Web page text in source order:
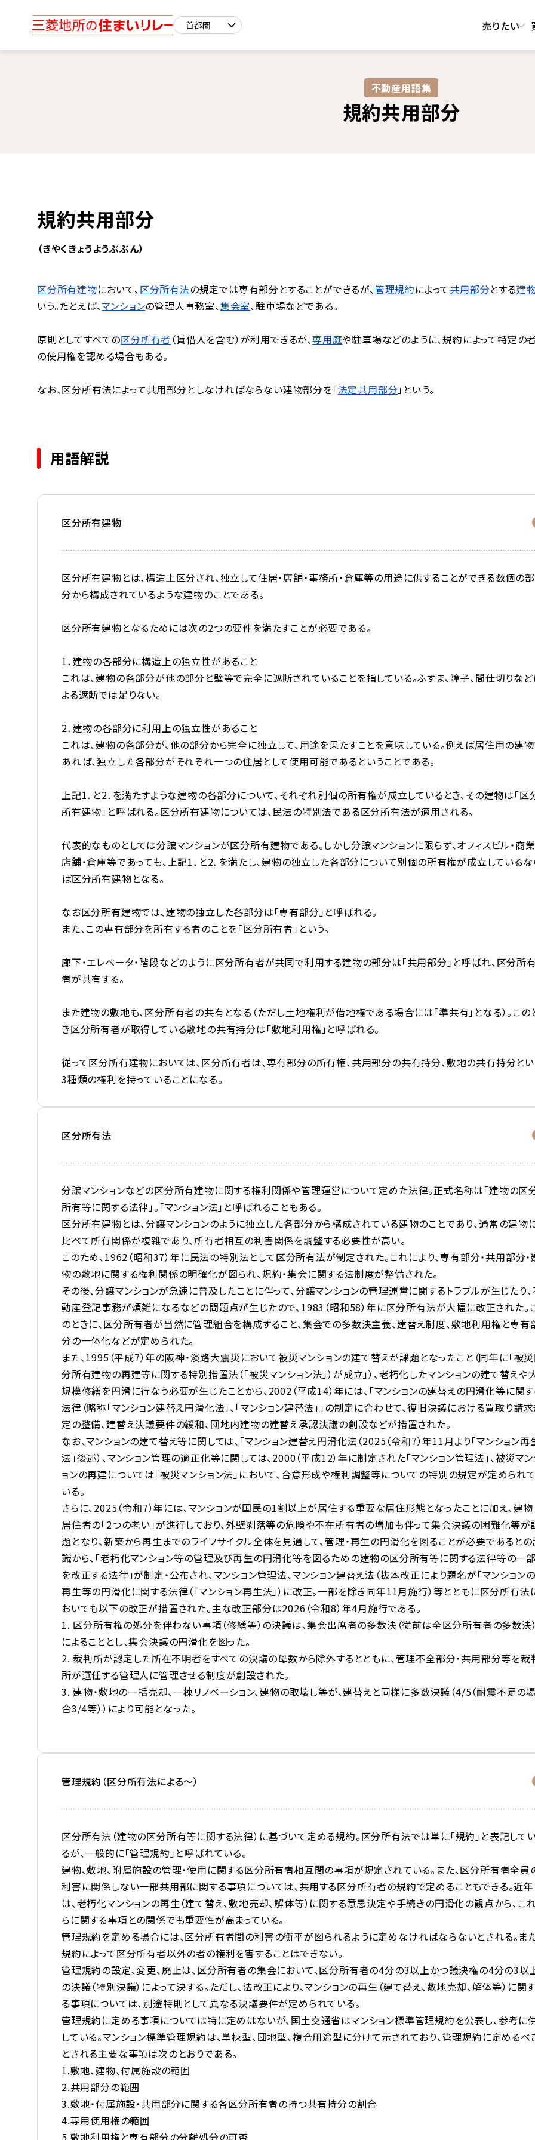
売りたい
不動産用語集​
規約共用部分
規約共用部分
（きやくきょうようぶぶん）
区分所有建物において、区分所有法の規定では専有部分とすることができるが、管理規約によって共用部分とする建
いう。たとえば、マンションの管理人事務室、集会室、駐車場などである。
原則としてすべての区分所有者 （賃借人を含む）が利用できるが、専用庭や駐車場などのように、規約によって特定の
の使用権を認める場合もある。
なお、区分所有法によって共用部分としなければならない建物部分を「法定共用部分」という。
用語解説
区分所有建物
区分所有建物とは、構造上区分され、独立して住居・店舗・事務所・倉庫等の用途に供することができる数個の部
分から構成されているような建物のことである。
区分所有建物となるためには次の2つの要件を満たすことが必要である。
1．建物の各部分に構造上の独立性があること
これは、建物の各部分が他の部分と壁等で完全に遮断されていることを指している。ふすま、障子、間仕切りな
よる遮断では足りない。
2．建物の各部分に利用上の独立性があること
これは、建物の各部分が、他の部分から完全に独立して、用途を果たすことを意味している。例えば居住用の建
あれば、独立した各部分がそれぞれ一つの住居として使用可能であるということである。
上記1．と2．を満たすような建物の各部分について、それぞれ別個の所有権が成立しているとき、その建物は「区
所有建物」と呼ばれる。区分所有建物については、民法の特別法である区分所有法が適用される。
代表的なものとしては分譲マンションが区分所有建物である。しかし分譲マンションに限らず、オフィスビル・商業
店舗・倉庫等であっても、上記1．と2．を満たし、建物の独立した各部分について別個の所有権が成立しているな
ば区分所有建物となる。
なお区分所有建物では、建物の独立した各部分は「専有部分」と呼ばれる。
また、この専有部分を所有する者のことを「区分所有者」という。
廊下・エレベータ・階段などのように区分所有者が共同で利用する建物の部分は「共用部分」と呼ばれ、区分所有
者が共有する。
また建物の敷地も、区分所有者の共有となる（ただし土地権利が借地権である場合には「準共有」となる）。この
き区分所有者が取得している敷地の共有持分は「敷地利用権」と呼ばれる。
従って区分所有建物においては、区分所有者は、専有部分の所有権、共用部分の共有持分、敷地の共有持分とい
3種類の権利を持っていることになる。
区分所有法
分譲マンションなどの区分所有建物に関する権利関係や管理運営について定めた法律。正式名称は「建物の区
所有等に関する法律」。「マンション法」と呼ばれることもある。
区分所有建物とは、分譲マンションのように独立した各部分から構成されている建物のことであり、通常の建物
比べて所有関係が複雑であり、所有者相互の利害関係を調整する必要性が高い。
このため、1962（昭和37）年に民法の特別法として区分所有法が制定された。これにより、専有部分・共用部分・
物の敷地に関する権利関係の明確化が図られ、規約・集会に関する法制度が整備された。
その後、分譲マンションが急速に普及したことに伴って、分譲マンションの管理運営に関するトラブルが生じたり
動産登記事務が煩雑になるなどの問題点が生じたので、1983（昭和58）年に区分所有法が大幅に改正された。
のときに、区分所有者が当然に管理組合を構成すること、集会での多数決主義、建替え制度、敷地利用権と専有
分の一体化などが定められた。
また、1995（平成7）年の阪神・淡路大震災において被災マンションの建て替えが課題となったこと（同年に「被
分所有建物の再建等に関する特別措置法（「被災マンション法」）が成立」）、老朽化したマンションの建て替えや
規模修繕を円滑に行なう必要が生じたことから、2002（平成14）年には、「マンションの建替えの円滑化等に関す
法律（略称「マンション建替え円滑化法」、「マンション建替法」」の制定に合わせて、復旧決議における買取り請
定の整備、建替え決議要件の緩和、団地内建物の建替え承認決議の創設などが措置された。
なお、マンションの建て替え等に関しては、「マンション建替え円滑化法（2025（令和7）年11月より「マンション再
法」後述）、マンション管理の適正化等に関しては、2000（平成12）年に制定された「マンション管理法」、被災マ
ョンの再建については「被災マンション法」において、合意形成や権利調整等についての特別の規定が定められて
いる。
さらに、2025（令和7）年には、マンションが国民の1割以上が居住する重要な居住形態となったことに加え、建物
居住者の「2つの老い」が進行しており、外壁剥落等の危険や不在所有者の増加も伴って集会決議の困難化等が
題となり、新築から再生までのライフサイクル全体を見通して、管理・再生の円滑化を図ることが必要であると
識から、「老朽化マンション等の管理及び再生の円滑化等を図るための建物の区分所有等に関する法律等の一部
を改正する法律」が制定・公布され、マンション管理法、マンション建替え法（抜本改正により題名が「マンションの
再生等の円滑化に関する法律（「マンション再生法」）に改正。一部を除き同年11月施行）等とともに区分所有法
おいても以下の改正が措置された。主な改正部分は2026（令和8）年4月施行である。
1. 区分所有権の処分を伴わない事項（修繕等）の決議は、集会出席者の多数決（従前は全区分所有者の多数決）
によることとし、集会決議の円滑化を図った。
2. 裁判所が認定した所在不明者をすべての決議の母数から除外するとともに、管理不全部分・共用部分等を裁
所が選任する管理人に管理させる制度が創設された。
3. 建物・敷地の一括売却、一棟リノベーション、建物の取壊し等が、建替えと同様に多数決議（4/5（耐震不足の場
合3/4等））により可能となった。
管理規約（区分所有法による～）
区分所有法（建物の区分所有等に関する法律）に基づいて定める規約。区分所有法では単に「規約」と表記して
るが、一般的に「管理規約」と呼ばれている。
建物、敷地、附属施設の管理・使用に関する区分所有者相互間の事項が規定されている。また、区分所有者全員
利害に関係しない一部共用部に関する事項については、共用する区分所有者の規約で定めることもできる。近年
は、老朽化マンションの再生（建て替え、敷地売却、解体等）に関する意思決定や手続きの円滑化の観点から、こ
らに関する事項との関係でも重要性が高まっている。
管理規約を定める場合には、区分所有者間の利害の衡平が図られるように定めなければならないとされる。また
規約によって区分所有者以外の者の権利を害することはできない。
管理規約の設定、変更、廃止は、区分所有者の集会において、区分所有者の4分の3以上かつ議決権の4分の3以
の決議（特別決議）によって決する。ただし、法改正により、マンションの再生（建て替え、敷地売却、解体等）に関す
る事項については、別途特則として異なる決議要件が定められている。
管理規約に定める事項については特に定めはないが、国土交通省はマンション標準管理規約を公表し、参考に
している。マンション標準管理規約は、単棟型、団地型、複合用途型に分けて示されており、管理規約に定めるべ
とされる主要な事項は次のとおりである。
1.敷地、建物、付属施設の範囲
2.共用部分の範囲
3.敷地・付属施設・共用部分に関する各区分所有者の持つ共有持分の割合
4.専用使用権の範囲
5.敷地利用権と専有部分の分離処分の可否